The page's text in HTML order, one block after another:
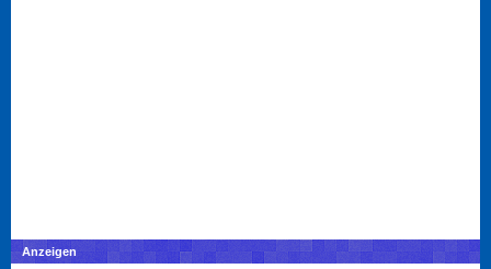
Anzeigen